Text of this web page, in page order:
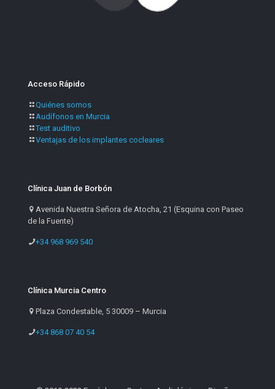
Acceso Rápido
Quiénes somos
Audífonos en Murcia
Test auditivo
Ventajas de los implantes cocleares
Clínica Juan de Borbón
Avenida Nuestra Señora de Atocha, 21 (Esquina con Paseo
de la Fuente)
+34 968 969 540
Clínica Murcia Centro
Plaza Condestable, 5 30009 – Murcia
+34 868 07 40 54